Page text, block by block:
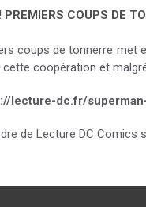
COUPS DE
coups de tonnerre met
coopération et
lecture-dc.fr/
de Lecture DC Comics